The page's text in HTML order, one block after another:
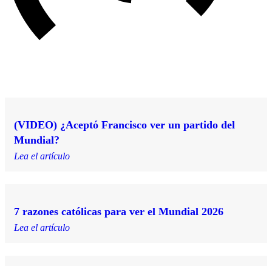
(VIDEO) ¿Aceptó Francisco ver un partido del
Mundial?
Lea el artículo
7 razones católicas para ver el Mundial 2026
Lea el artículo